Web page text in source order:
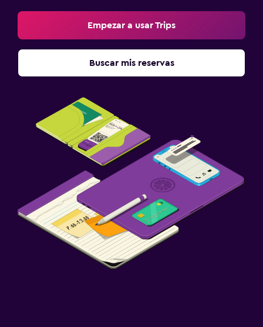
Estacionamiento privado
Plancha y tabla de planchar
Habitación
Enchufe cerca de la cama
Armario o clóset
Sistema de entretenimiento
TV de pantalla plana
Empezar a usar Trips
Buscar mis reservas